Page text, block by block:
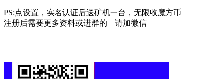
PS:点设置，实名认证后送矿机一台，无限收魔方币
注册后需要更多资料或进群的，请加微信